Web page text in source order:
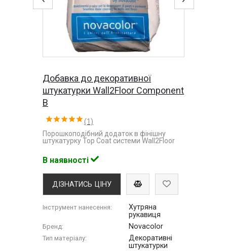
Добавка до декоративної
штукатурки Wall2Floor Component
B
(1)
Порошкоподібний додаток в фінішну
штукатурку Top Coat системи Wall2Floor
В наявності
ДІЗНАТИСЬ ЦІНУ
Інструмент нанесення:
Хутряна
рукавиця
Бренд: Novacolor
Тип матеріалу:
Декоративні
штукатурки